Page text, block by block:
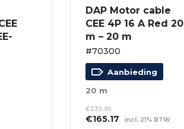
DAP Motor cable
CEE 4P 16 A Red 20
m – 20 m
#70300
Aanbieding
20 m
€235.95
Oorspronkelijke
€165.17 Huidige
incl. 21% BTW